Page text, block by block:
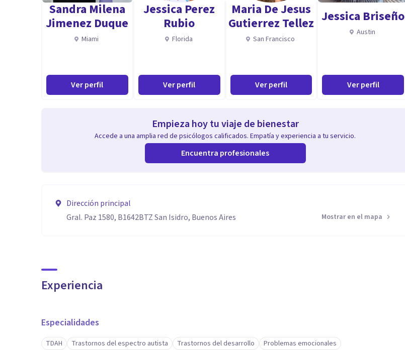
Sandra Milena
Jimenez Duque
Miami
Ver perfil
Jessica Perez
Rubio
Florida
Ver perfil
Maria De Jesus
Gutierrez Tellez
San Francisco
Ver perfil
Jessica Briseño
Austin
Ver perfil
Empieza hoy tu viaje de bienestar
Accede a una amplia red de psicólogos calificados. Empatía y experiencia a tu servicio.
Encuentra profesionales
Dirección principal
Gral. Paz 1580, B1642BTZ San Isidro, Buenos Aires
Mostrar en el mapa
Experiencia
Especialidades
TDAH Trastornos del espectro autista Trastornos del desarrollo Problemas emocionales